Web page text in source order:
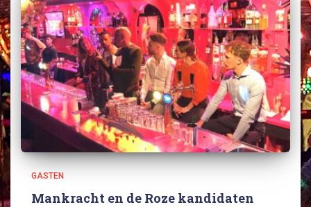
GASTEN
Mankracht en de Roze kandidaten